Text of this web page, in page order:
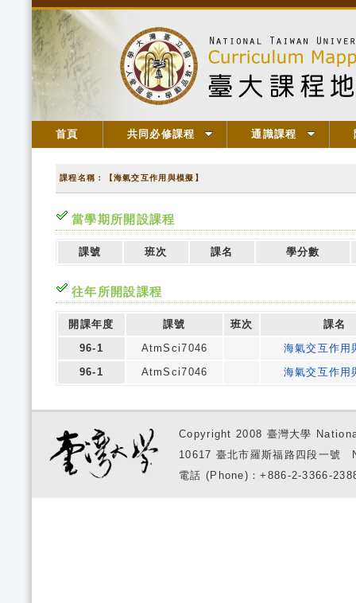
首頁 共同必修課程 通識課程
課程名稱：【海氣交互作用與模擬】
當學期所開設課程
課號 班次 課名 學分數
往年所開設課程
開課年度 課號 班次
課名
96-1
AtmSci7046
海氣交互作用
96-1
AtmSci7046 海氣交互作用
Copyright 2008 臺灣大學
10617 臺北市羅斯福路四段一
電話 (Phone)：+886-2-3366-